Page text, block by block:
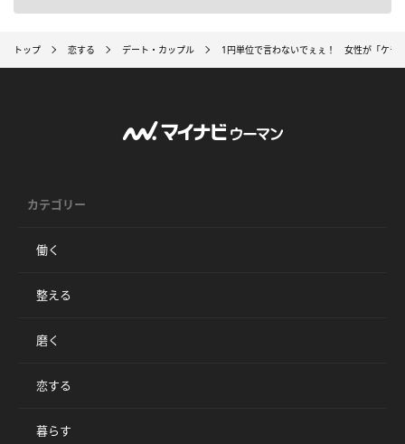
トップ 恋する デート・カップル 1円単位で言わないでぇぇ！ 女性が「ケチ
カテゴリー
働く
整える
磨く
恋する
暮らす